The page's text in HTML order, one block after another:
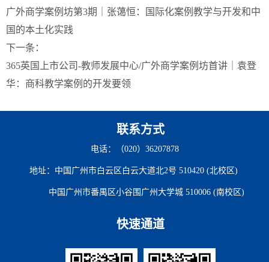
广外商学案例坊第3期｜张蔼恒：国际化案例教学与开发和中
国的本土化实践
下一条：
365英国上市公司-教师发展中心/广外商学案例坊首讲｜袁登
华：商科教学案例的开发要领
联系方式
电话：（020）36207878
地址：中国广州市白云区白云大道北2号 510420 (北校区)
中国广州市番禺区小谷围广州大学城 510006 (南校区)
快速通道